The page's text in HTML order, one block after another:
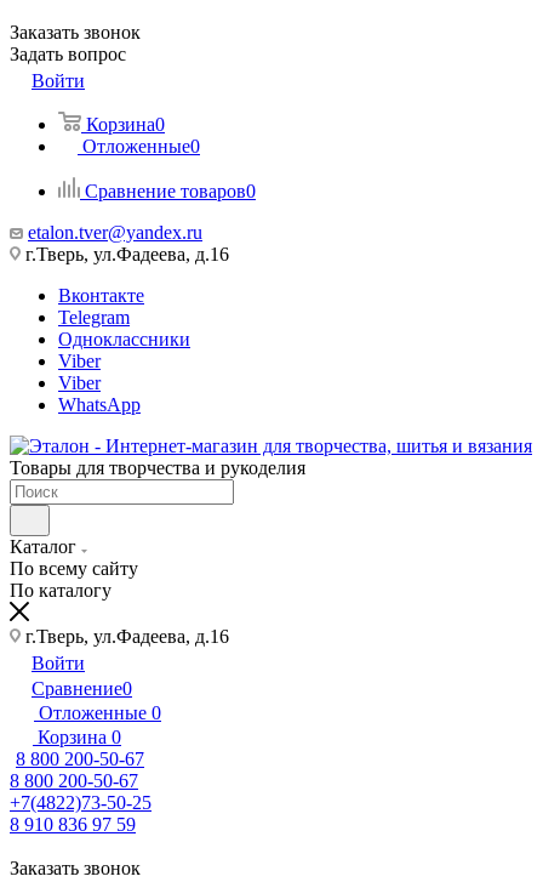
Заказать звонок
Задать вопрос
Войти
Корзина0
Отложенные0
Сравнение товаров0
etalon.tver@yandex.ru
г.Тверь, ул.Фадеева, д.16
Вконтакте
Telegram
Одноклассники
Viber
Viber
WhatsApp
Товары для творчества и рукоделия
Каталог
По всему сайту
По каталогу
г.Тверь, ул.Фадеева, д.16
Войти
Сравнение0
Отложенные 0
Корзина 0
8 800 200-50-67
8 800 200-50-67
+7(4822)73-50-25
8 910 836 97 59
Заказать звонок